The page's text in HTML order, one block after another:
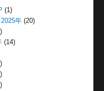
(1)
年 (20)
(14)